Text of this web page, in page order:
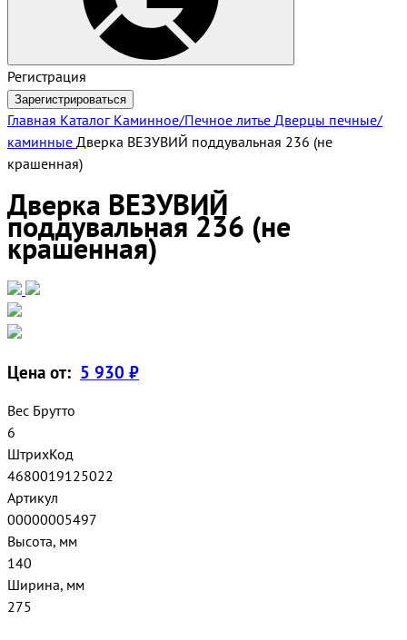
Регистрация
Зарегистрироваться
Главная Каталог Каминное/Печное литье Дверцы печные/
каминные Дверка ВЕЗУВИЙ поддувальная 236 (не
крашенная)
Дверка ВЕЗУВИЙ
поддувальная 236 (не
крашенная)
Цена от: 5 930 ₽
Вес Брутто
6
ШтрихКод
4680019125022
Артикул
00000005497
Высота, мм
140
Ширина, мм
275